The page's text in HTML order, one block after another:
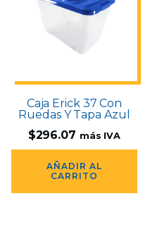
Caja Erick 37 Con
Ruedas Y Tapa Azul
$296.07 más IVA
AÑADIR AL
CARRITO